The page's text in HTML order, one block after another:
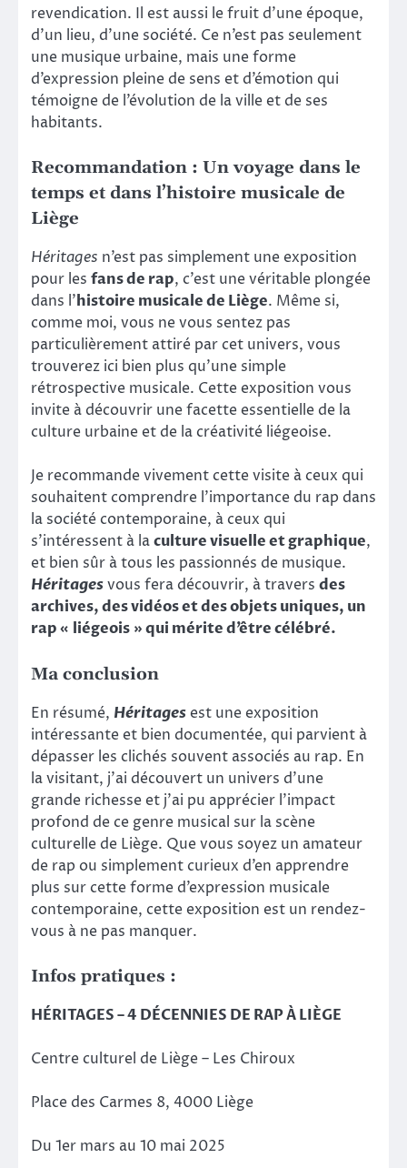
revendication. Il est aussi le fruit d’une époque,
d’un lieu, d’une société. Ce n’est pas seulement
une musique urbaine, mais une forme
d’expression pleine de sens et d’émotion qui
témoigne de l’évolution de la ville et de ses
habitants.
Recommandation : Un voyage dans le
temps et dans l’histoire musicale de
Liège
Héritages n’est pas simplement une exposition
pour les fans de rap, c’est une véritable plongée
dans l’histoire musicale de Liège. Même si,
comme moi, vous ne vous sentez pas
particulièrement attiré par cet univers, vous
trouverez ici bien plus qu’une simple
rétrospective musicale. Cette exposition vous
invite à découvrir une facette essentielle de la
culture urbaine et de la créativité liégeoise.
Je recommande vivement cette visite à ceux qui
souhaitent comprendre l’importance du rap dans
la société contemporaine, à ceux qui
s’intéressent à laculture visuelle et graphique,
et bien sûr à tous les passionnés de musique.
Héritagesvous fera découvrir, à travers des
archives, des vidéos et des objets uniques, un
rap « liégeois » qui mérite d’être célébré.
Ma conclusion
En résumé, Héritages est une exposition
intéressante et bien documentée, qui parvient à
dépasser les clichés souvent associés au rap. En
la visitant, j’ai découvert un univers d’une
grande richesse et j’ai pu apprécier l’impact
profond de ce genre musical sur la scène
culturelle de Liège. Que vous soyez un amateur
de rap ou simplement curieux d’en apprendre
plus sur cette forme d’expression musicale
contemporaine, cette exposition est un rendez-
vous à ne pas manquer.
Infos pratiques :
HÉRITAGES – 4 DÉCENNIES DE RAP À LIÈGE
Centre culturel de Liège – Les Chiroux
Place des Carmes 8, 4000 Liège
Du 1er mars au 10 mai 2025